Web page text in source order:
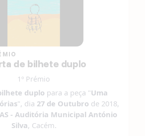
de bilhete duplo
1º Prémio
duplo para a peça "Uma
", dia 27 de Outubro de 2018,
- Auditória Municipal António
Silva, Cacém.